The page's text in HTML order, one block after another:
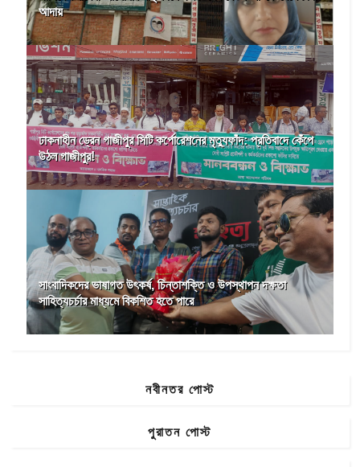
আদায়
ঢাকনাহীন ড্রেন গাজীপুর সিটি কর্পোরেশনের মৃত্যুফাঁদ: প্রতিবাদে কেঁপে
উঠল গাজীপুর!
সাংবাদিকদের ভাষাগত উৎকর্ষ, চিন্তাশক্তি ও উপস্থাপন দক্ষতা
সাহিত্যচর্চার মাধ্যমে বিকশিত হতে পারে
নবীনতর পোস্ট
পুরাতন পোস্ট